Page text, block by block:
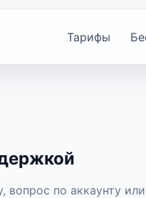
Тарифы
вопрос по аккаунту